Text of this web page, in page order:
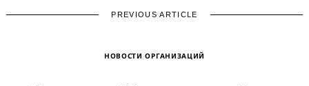
PREVIOUS ARTICLE
НОВОСТИ ОРГАНИЗАЦИЙ